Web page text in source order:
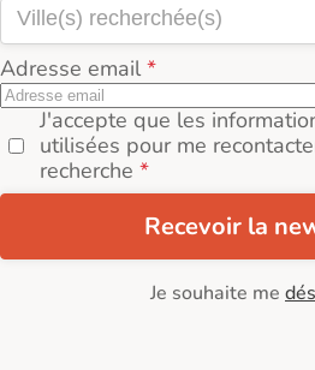
Adresse email
J'accepte que les
utilisées pour me
recherche
Recevoir la
Je souhaite me